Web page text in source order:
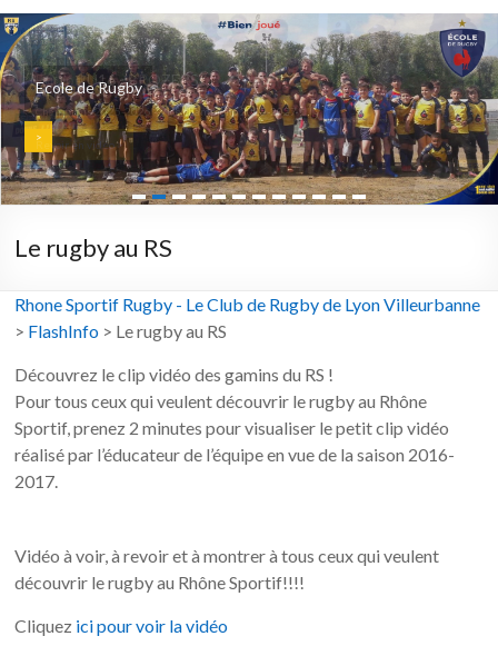
Equipe U16 - BROZERS
Champions 2025-2026 - Vice champions 2026-2027 !
Revoir en vidéo >
Ecole de Rugby
>
Le rugby au RS
Rhone Sportif Rugby - Le Club de Rugby de Lyon Villeurbanne
> FlashInfo > Le rugby au RS
Découvrez le clip vidéo des gamins du RS !
Pour tous ceux qui veulent découvrir le rugby au Rhône
Sportif, prenez 2 minutes pour visualiser le petit clip vidéo
réalisé par l’éducateur de l’équipe en vue de la saison 2016-
2017.
Vidéo à voir, à revoir et à montrer à tous ceux qui veulent
découvrir le rugby au Rhône Sportif!!!!
Cliquez ici pour voir la vidéo